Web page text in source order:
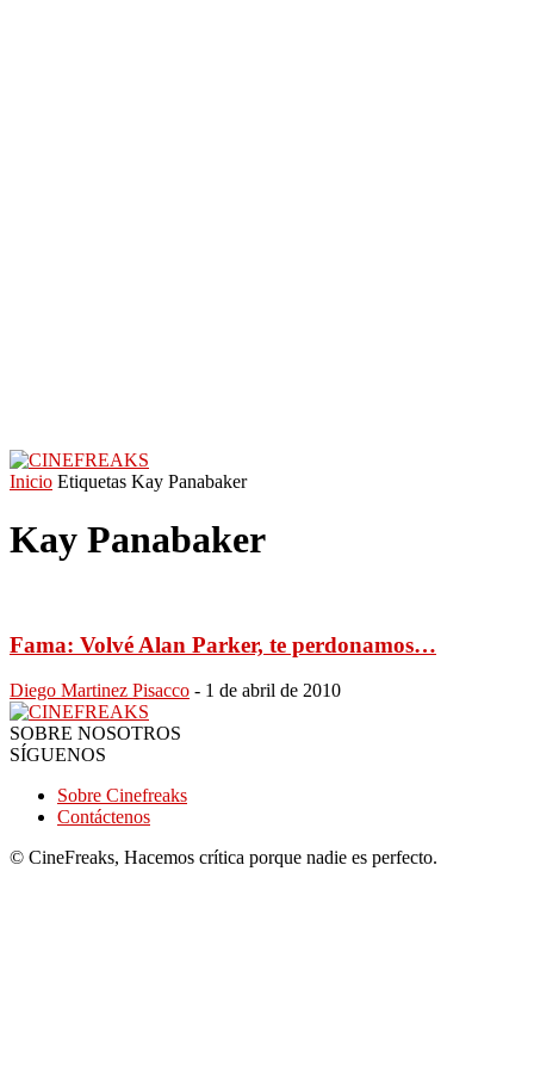
Inicio Etiquetas Kay Panabaker
Kay Panabaker
Fama: Volvé Alan Parker, te perdonamos…
Diego Martinez Pisacco - 1 de abril de 2010
SOBRE NOSOTROS
SÍGUENOS
Sobre Cinefreaks
Contáctenos
© CineFreaks, Hacemos crítica porque nadie es perfecto.